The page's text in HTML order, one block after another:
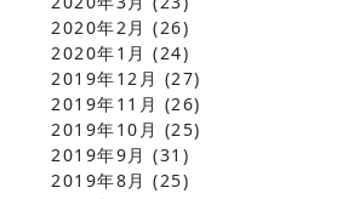
2020年2月 (26)
2020年1月 (24)
2019年12月 (27)
2019年11月 (26)
2019年10月 (25)
2019年9月 (31)
2019年8月 (25)